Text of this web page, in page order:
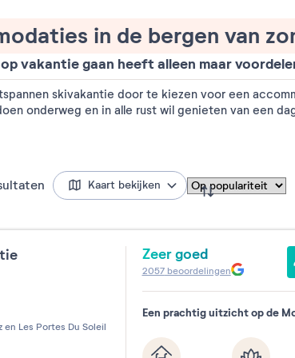
in de bergen van
vakantie gaan heeft alleen maar
skivakantie door te kiezen voor een
onderweg en in alle rust wil genieten van een
Kaart bekijken
en Les Portes Du Soleil
Zeer goed
2057beoordelingen
Een prachtig uitzicht op de